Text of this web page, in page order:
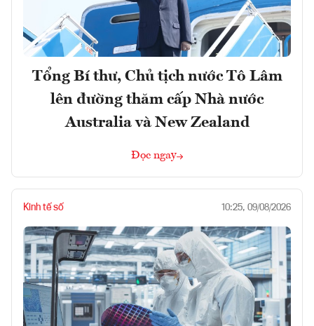
Tổng Bí thư, Chủ tịch nước Tô Lâm
lên đường thăm cấp Nhà nước
Australia và New Zealand
Đọc ngay
Kinh tế số 10:25, 09/08/2026